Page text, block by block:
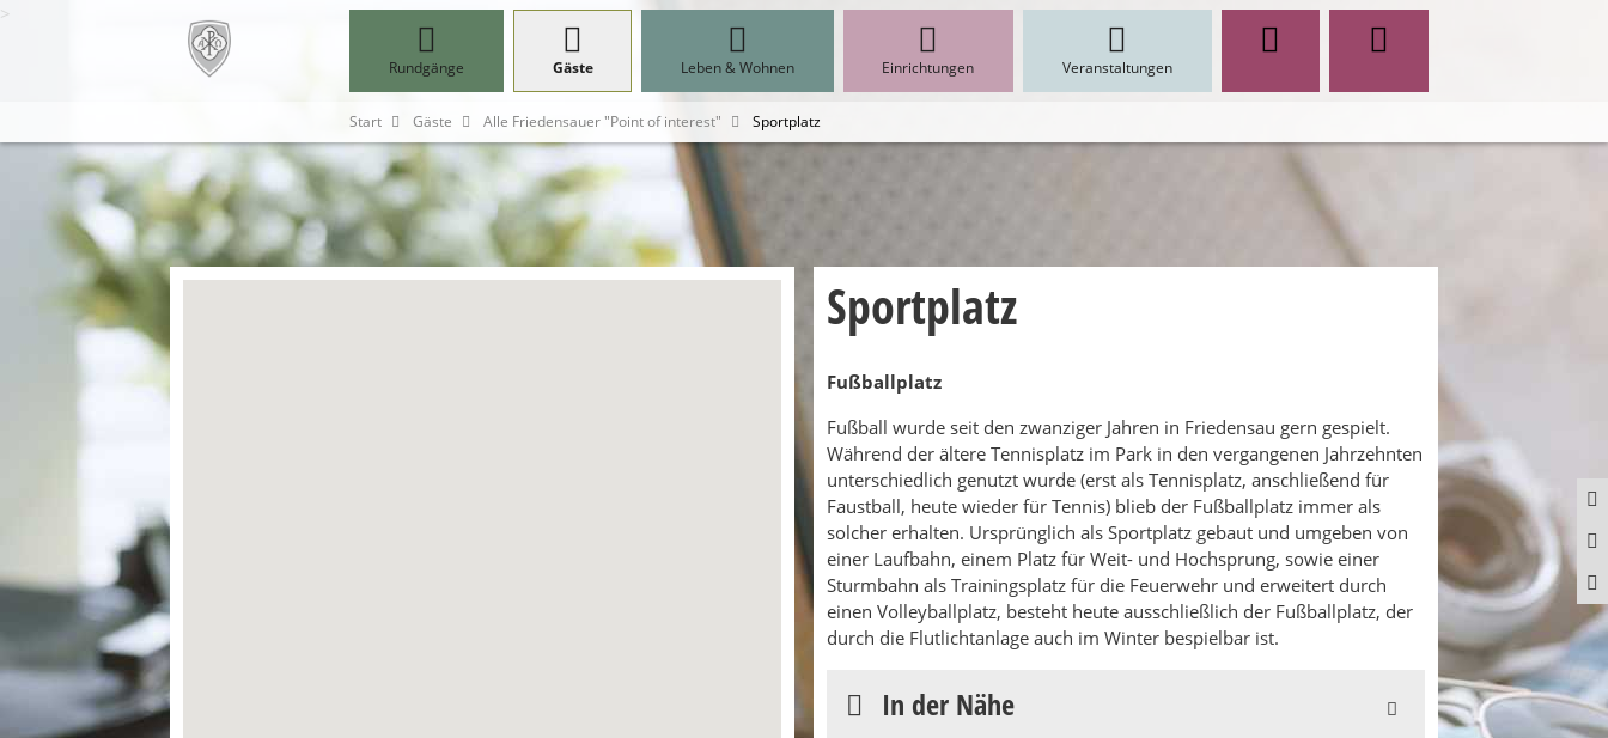
>
Rundgänge Gäste Leben & Wohnen Einrichtungen Veranstaltungen
Start Gäste Alle Friedensauer "Point of interest" Sportplatz
Sportplatz
Fußballplatz
Fußball wurde seit den zwanziger Jahren in Friedensau gern gespielt.
Während der ältere Tennisplatz im Park in den vergangenen Jahrzehnten
unterschiedlich genutzt wurde (erst als Tennisplatz, anschließend für
Faustball, heute wieder für Tennis) blieb der Fußballplatz immer als
solcher erhalten. Ursprünglich als Sportplatz gebaut und umgeben von
einer Laufbahn, einem Platz für Weit- und Hochsprung, sowie einer
Sturmbahn als Trainingsplatz für die Feuerwehr und erweitert durch
einen Volleyballplatz, besteht heute ausschließlich der Fußballplatz, der
durch die Flutlichtanlage auch im Winter bespielbar ist.
In der Nähe